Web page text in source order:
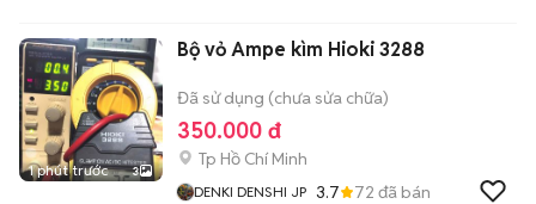
1 phút trước 3
Bộ vỏ Ampe kìm Hioki 3288
Đã sử dụng (chưa sửa chữa)
350.000 đ
Tp Hồ Chí Minh
DENKI DENSHI JP 3.7 72 đã bán